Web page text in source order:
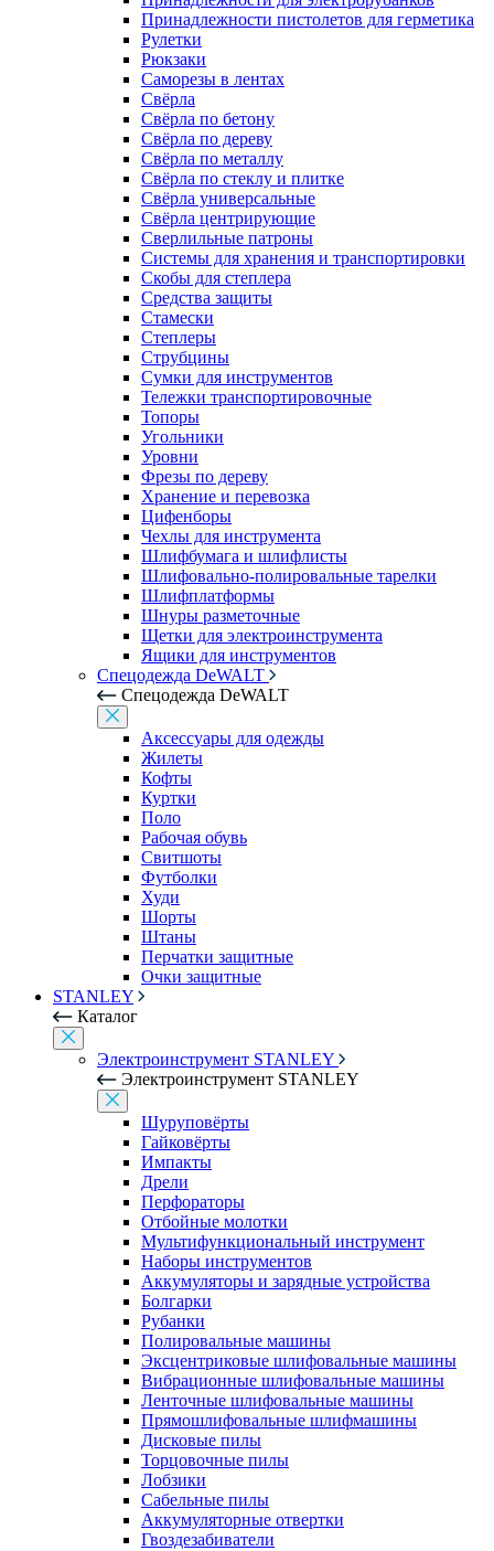
Принадлежности пистолетов для герметика
Рулетки
Рюкзаки
Саморезы в лентах
Свёрла
Свёрла по бетону
Свёрла по дереву
Свёрла по металлу
Свёрла по стеклу и плитке
Свёрла универсальные
Свёрла центрирующие
Сверлильные патроны
Системы для хранения и транспортировки
Скобы для степлера
Средства защиты
Стамески
Степлеры
Струбцины
Сумки для инструментов
Тележки транспортировочные
Топоры
Угольники
Уровни
Фрезы по дереву
Хранение и перевозка
Цифенборы
Чехлы для инструмента
Шлифбумага и шлифлисты
Шлифовально-полировальные тарелки
Шлифплатформы
Шнуры разметочные
Щетки для электроинструмента
Ящики для инструментов
Спецодежда DeWALT
Спецодежда DeWALT
Аксессуары для одежды
Жилеты
Кофты
Куртки
Поло
Рабочая обувь
Свитшоты
Футболки
Худи
Шорты
Штаны
Перчатки защитные
Очки защитные
STANLEY
Каталог
Электроинструмент STANLEY
Электроинструмент STANLEY
Шуруповёрты
Гайковёрты
Импакты
Дрели
Перфораторы
Отбойные молотки
Мультифункциональный инструмент
Наборы инструментов
Аккумуляторы и зарядные устройства
Болгарки
Рубанки
Полировальные машины
Эксцентриковые шлифовальные машины
Вибрационные шлифовальные машины
Ленточные шлифовальные машины
Прямошлифовальные шлифмашины
Дисковые пилы
Торцовочные пилы
Лобзики
Сабельные пилы
Аккумуляторные отвертки
Гвоздезабиватели